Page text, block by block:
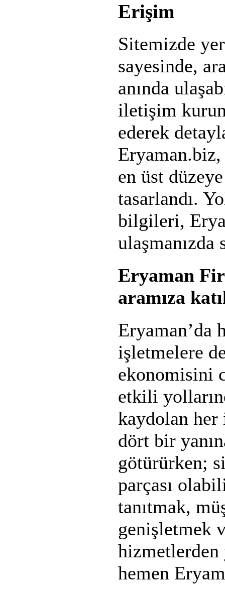
Erişim
Sitemizde
sayesinde,
anında
iletişim
ederek
en üst
tasarlandı.
bilgileri,
Eryaman
aramıza
Eryaman’da
işletmelere
ekonomisini
etkili
kaydolan her
dört bir
götürürken;
parçası
tanıtmak,
genişletmek
hemen